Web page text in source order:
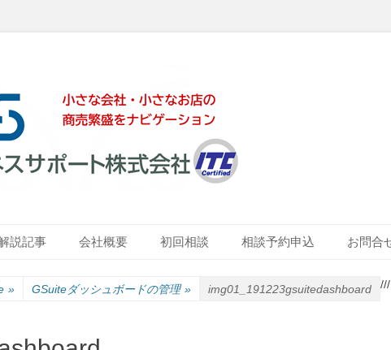
ート株式会社
説記事 会社概要 初回相談 相談予約申込 お問合
//
» /
GSuiteダッシュボードの管理 » img01_191223gsuitedashboard